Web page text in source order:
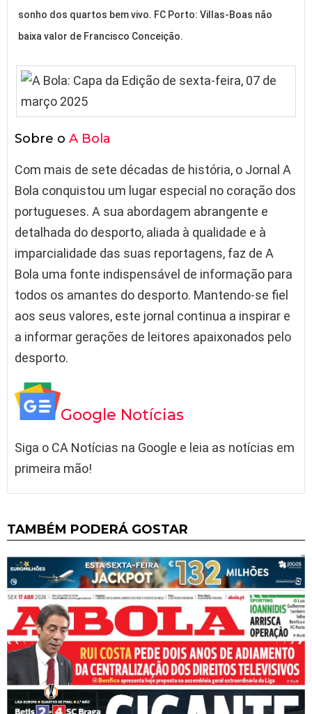
sonho dos quartos bem vivo. FC Porto: Villas-Boas não
baixa valor de Francisco Conceição.
Sobre o A Bola
Com mais de sete décadas de história, o Jornal A
Bola conquistou um lugar especial no coração dos
portugueses. A sua abordagem abrangente e
detalhada do desporto, aliada à qualidade e à
imparcialidade das suas reportagens, faz de A
Bola uma fonte indispensável de informação para
todos os amantes do desporto. Mantendo-se fiel
aos seus valores, este jornal continua a inspirar e
a informar gerações de leitores apaixonados pelo
desporto.
Google Notícias
Siga o CA Notícias na Google e leia as notícias em
primeira mão!
TAMBÉM PODERÁ GOSTAR